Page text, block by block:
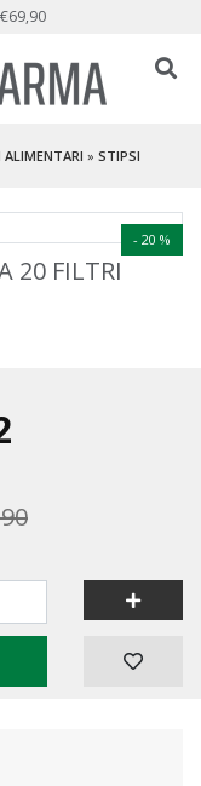
» STIPSI
- 20 %
20 FILTRI